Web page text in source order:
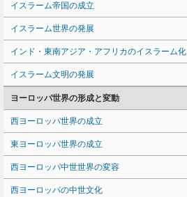
イスラーム帝国の成立
イスラーム世界の発展
インド・東南アジア・アフリカのイスラーム化
イスラーム文明の発展
ヨーロッパ世界の形成と変動
西ヨーロッパ世界の成立
東ヨーロッパ世界の成立
西ヨーロッパ中世世界の変容
西ヨーロッパの中世文化